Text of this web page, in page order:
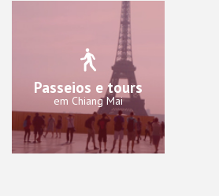
Passeios e tours
em Chiang Mai